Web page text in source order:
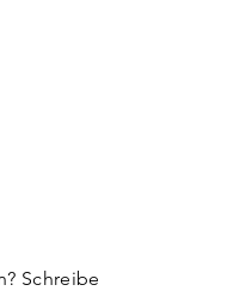
Schreibe